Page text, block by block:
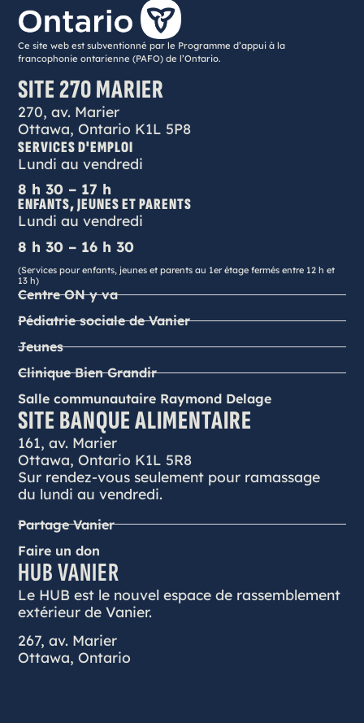
Ce site web est subventionné par le Programme d’appui à la
francophonie ontarienne (PAFO) de l’Ontario.
SITE 270 MARIER
270, av. Marier
Ottawa, Ontario K1L 5P8
SERVICES D'EMPLOI
Lundi au vendredi
8 h 30 – 17 h
ENFANTS, JEUNES ET PARENTS
Lundi au vendredi
8 h 30 – 16 h 30
(Services pour enfants, jeunes et parents au 1er étage fermés entre 12 h et
13 h)
Centre ON y va
Pédiatrie sociale de Vanier
Jeunes
Clinique Bien Grandir
Salle communautaire Raymond Delage
SITE BANQUE ALIMENTAIRE
161, av. Marier
Ottawa, Ontario K1L 5R8
Sur rendez-vous seulement pour ramassage
du lundi au vendredi.
Partage Vanier
Faire un don
HUB VANIER
Le HUB est le nouvel espace de rassemblement
extérieur de Vanier.
267, av. Marier
Ottawa, Ontario